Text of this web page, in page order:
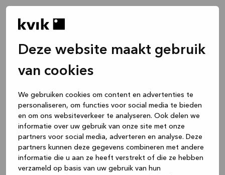
Deze website maakt gebruik
van cookies
We gebruiken cookies om content en advertenties te
personaliseren, om functies voor social media te bieden
en om ons websiteverkeer te analyseren. Ook delen we
informatie over uw gebruik van onze site met onze
partners voor social media, adverteren en analyse. Deze
partners kunnen deze gegevens combineren met andere
informatie die u aan ze heeft verstrekt of die ze hebben
verzameld op basis van uw gebruik van hun